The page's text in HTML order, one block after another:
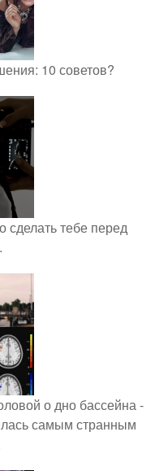
10 советов?
сделать тебе перед
о дно бассейна -
самым странным